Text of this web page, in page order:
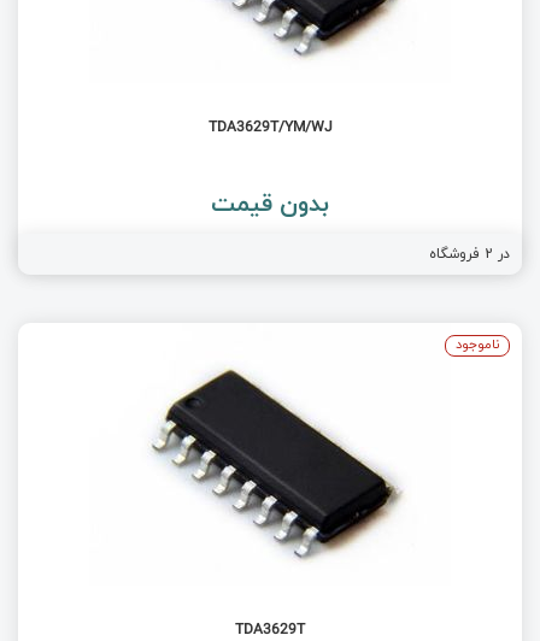
TDA3629T/YM/WJ
بدون قیمت
در 2 فروشگاه
TDA3629T
ناموجود